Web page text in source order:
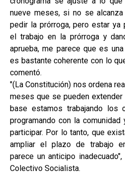
nueve meses, si no se
pedir la prórroga, pero estar ya
el trabajo en la prórroga y
aprueba, me parece que es
es bastante coherente con lo
comentó.
"(La Constitución) nos ordena
meses que se pueden
base estamos trabajando los
programando con la
participar. Por lo tanto, que
ampliar el plazo de trabajo
parece un anticipo
Colectivo Socialista.